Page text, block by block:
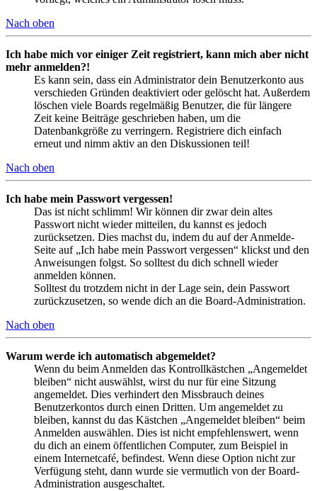
Nach oben
Ich habe mich vor einiger Zeit registriert, kann mich aber nicht
mehr anmelden?!
Es kann sein, dass ein Administrator dein Benutzerkonto aus
verschieden Gründen deaktiviert oder gelöscht hat. Außerdem
löschen viele Boards regelmäßig Benutzer, die für längere
Zeit keine Beiträge geschrieben haben, um die
Datenbankgröße zu verringern. Registriere dich einfach
erneut und nimm aktiv an den Diskussionen teil!
Nach oben
Ich habe mein Passwort vergessen!
Das ist nicht schlimm! Wir können dir zwar dein altes
Passwort nicht wieder mitteilen, du kannst es jedoch
zurücksetzen. Dies machst du, indem du auf der Anmelde-
Seite auf „Ich habe mein Passwort vergessen“ klickst und den
Anweisungen folgst. So solltest du dich schnell wieder
anmelden können.
Solltest du trotzdem nicht in der Lage sein, dein Passwort
zurückzusetzen, so wende dich an die Board-Administration.
Nach oben
Warum werde ich automatisch abgemeldet?
Wenn du beim Anmelden das Kontrollkästchen „Angemeldet
bleiben“ nicht auswählst, wirst du nur für eine Sitzung
angemeldet. Dies verhindert den Missbrauch deines
Benutzerkontos durch einen Dritten. Um angemeldet zu
bleiben, kannst du das Kästchen „Angemeldet bleiben“ beim
Anmelden auswählen. Dies ist nicht empfehlenswert, wenn
du dich an einem öffentlichen Computer, zum Beispiel in
einem Internetcafé, befindest. Wenn diese Option nicht zur
Verfügung steht, dann wurde sie vermutlich von der Board-
Administration ausgeschaltet.